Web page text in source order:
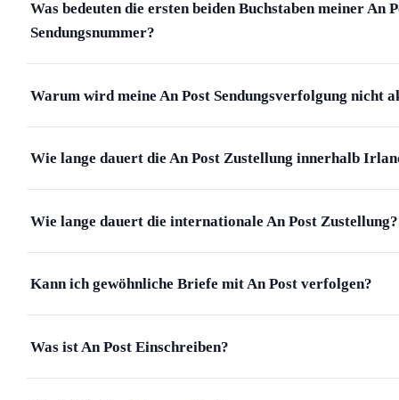
Was bedeuten die ersten beiden Buchstaben meiner An
Sendungsnummer?
Warum wird meine An Post Sendungsverfolgung nicht
Wie lange dauert die An Post Zustellung innerhalb
Wie lange dauert die internationale An Post Zustellung?
Kann ich gewöhnliche Briefe mit An Post verfolgen?
Was ist An Post Einschreiben?